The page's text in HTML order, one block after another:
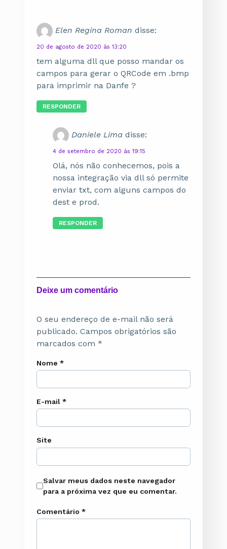
Elen Regina Roman disse:
20 de agosto de 2020 às 13:20
tem alguma dll que posso mandar os
campos para gerar o QRCode em .bmp
para imprimir na Danfe ?
RESPONDER
Daniele Lima disse:
4 de setembro de 2020 às 19:15
Olá, nós não conhecemos, pois a
nossa integração via dll só permite
enviar txt, com alguns campos do
dest e prod.
RESPONDER
Deixe um comentário
O seu endereço de e-mail não será
publicado. Campos obrigatórios são
marcados com *
Nome *
E-mail *
Site
Salvar meus dados neste navegador
para a próxima vez que eu comentar.
Comentário *